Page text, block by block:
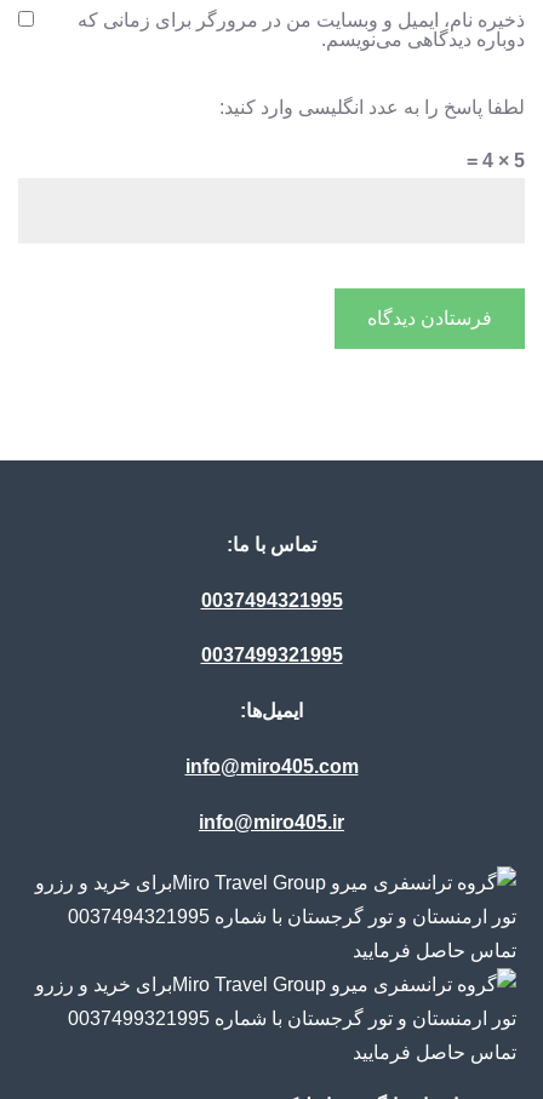
ذخیره نام، ایمیل و وبسایت من در مرورگر برای زمانی که
دوباره دیدگاهی می‌نویسم.
لطفا پاسخ را به عدد انگلیسی وارد کنید:
5 × 4 =
تماس با ما:
0037494321995
0037499321995
ایمیل‌ها:
info@miro405.com
info@miro405.ir